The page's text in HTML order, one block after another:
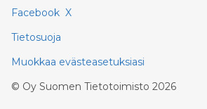
Facebook X
Tietosuoja
Muokkaa evästeasetuksiasi
© Oy Suomen Tietotoimisto 2026